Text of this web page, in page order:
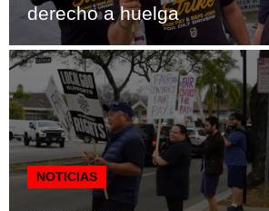
derecho a huelga
NOTICIAS